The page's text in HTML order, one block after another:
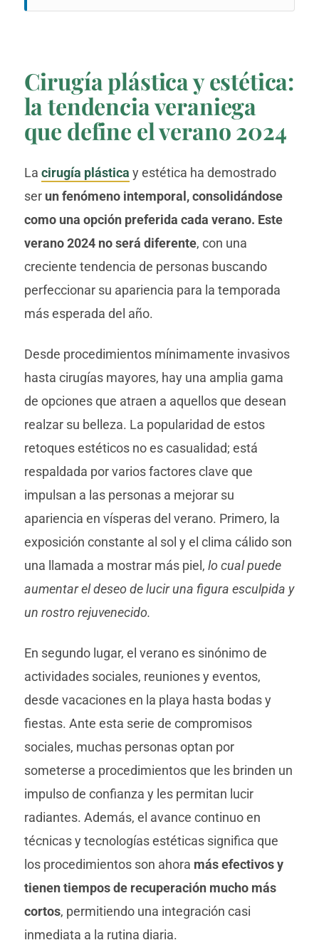
Cirugía plástica y estética:
la tendencia veraniega
que define el verano 2024
La cirugía plástica y estética ha demostrado
ser un fenómeno intemporal, consolidándose
como una opción preferida cada verano. Este
verano 2024 no será diferente, con una
creciente tendencia de personas buscando
perfeccionar su apariencia para la temporada
más esperada del año.
Desde procedimientos mínimamente invasivos
hasta cirugías mayores, hay una amplia gama
de opciones que atraen a aquellos que desean
realzar su belleza. La popularidad de estos
retoques estéticos no es casualidad; está
respaldada por varios factores clave que
impulsan a las personas a mejorar su
apariencia en vísperas del verano. Primero, la
exposición constante al sol y el clima cálido son
una llamada a mostrar más piel, lo cual puede
aumentar el deseo de lucir una figura esculpida y
un rostro rejuvenecido.
En segundo lugar, el verano es sinónimo de
actividades sociales, reuniones y eventos,
desde vacaciones en la playa hasta bodas y
fiestas. Ante esta serie de compromisos
sociales, muchas personas optan por
someterse a procedimientos que les brinden un
impulso de confianza y les permitan lucir
radiantes. Además, el avance continuo en
técnicas y tecnologías estéticas significa que
los procedimientos son ahora más efectivos y
tienen tiempos de recuperación mucho más
cortos, permitiendo una integración casi
inmediata a la rutina diaria.